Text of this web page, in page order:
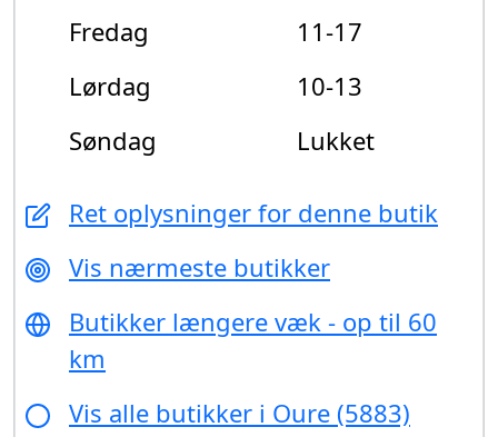
Fredag
11-17
Lørdag
10-13
Søndag
Lukket
Ret oplysninger for denne butik
Vis nærmeste butikker
Butikker længere væk - op til 60
km
Vis alle butikker i Oure (5883)